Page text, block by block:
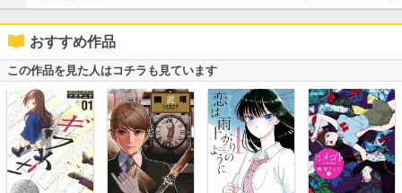
おすすめ作品
この作品を見た人はコチラも見ています